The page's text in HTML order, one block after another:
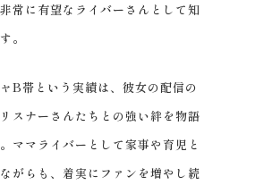
常に有望なライバーさんとして知
。
B帯という実績は、彼女の配信の
スナーさんたちとの強い絆を物語
ママライバーとして家事や育児と
がらも、着実にファンを増やし続